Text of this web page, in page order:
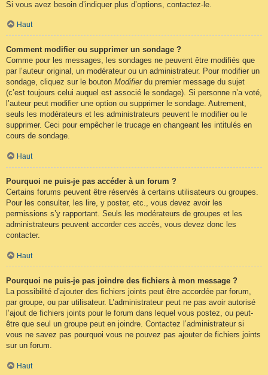
Si vous avez besoin d’indiquer plus d’options, contactez-le.
Haut
Comment modifier ou supprimer un sondage ?
Comme pour les messages, les sondages ne peuvent être modifiés que
par l’auteur original, un modérateur ou un administrateur. Pour modifier un
sondage, cliquez sur le bouton Modifierdu premier message du sujet
(c’est toujours celui auquel est associé le sondage). Si personne n’a voté,
l’auteur peut modifier une option ou supprimer le sondage. Autrement,
seuls les modérateurs et les administrateurs peuvent le modifier ou le
supprimer. Ceci pour empêcher le trucage en changeant les intitulés en
cours de sondage.
Haut
Pourquoi ne puis-je pas accéder à un forum ?
Certains forums peuvent être réservés à certains utilisateurs ou groupes.
Pour les consulter, les lire, y poster, etc., vous devez avoir les
permissions s’y rapportant. Seuls les modérateurs de groupes et les
administrateurs peuvent accorder ces accès, vous devez donc les
contacter.
Haut
Pourquoi ne puis-je pas joindre des fichiers à mon message ?
La possibilité d’ajouter des fichiers joints peut être accordée par forum,
par groupe, ou par utilisateur. L’administrateur peut ne pas avoir autorisé
l’ajout de fichiers joints pour le forum dans lequel vous postez, ou peut-
être que seul un groupe peut en joindre. Contactez l’administrateur si
vous ne savez pas pourquoi vous ne pouvez pas ajouter de fichiers joints
sur un forum.
Haut